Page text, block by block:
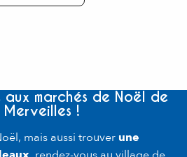
marchés de Noël de
!
mais aussi trouver une